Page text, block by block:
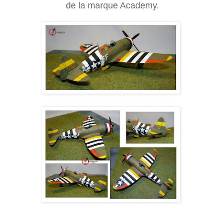
de la marque Academy.